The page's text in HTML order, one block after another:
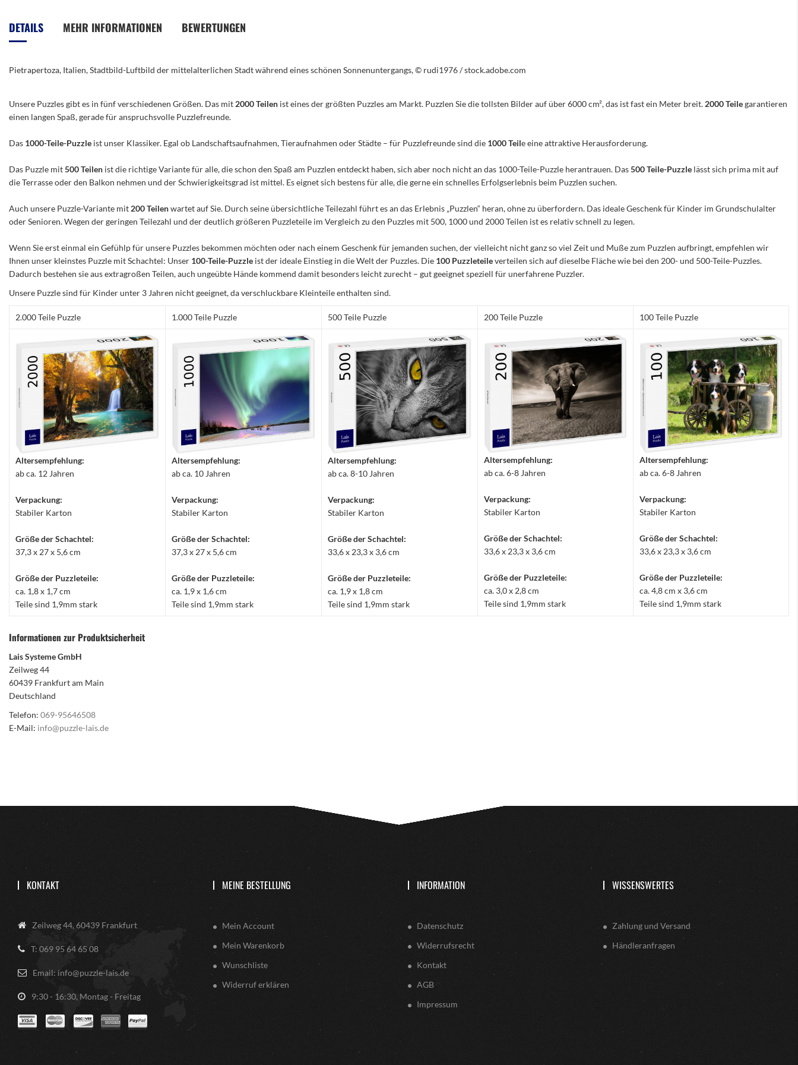
Bildergalerie
springen
DETAILS
Pietrapertoza, Italien, Stadtbild-Luftbild der mittelalterlichen Stadt während eines schönen Sonnenuntergangs, © rudi1976 / stock.adobe.com
MEHR INFORMATIONEN BEWERTUNGEN
Unsere Puzzles gibt es in fünf verschiedenen Größen. Das mit 2000 Teilen ist eines der größten Puzzles am Markt. Puzzlen Sie die tollsten Bilder auf über 6000 cm², das ist fast ein Meter breit. 2000 Teilegarantieren
einen langen Spaß, gerade für anspruchsvolle Puzzlefreunde.
Das 1000-Teile-Puzzle ist unser Klassiker. Egal ob Landschaftsaufnahmen, Tieraufnahmen oder Städte – für Puzzlefreunde sind die 1000 Teile eine attraktive Herausforderung.
Das Puzzle mit500 Teilen ist die richtige Variante für alle, die schon den Spaß am Puzzlen entdeckt haben, sich aber noch nicht an das 1000-Teile-Puzzle herantrauen. Das500 Teile-Puzzle lässt sich prima mit auf
die Terrasse oder den Balkon nehmen und der Schwierigkeitsgrad ist mittel. Es eignet sich bestens für alle, die gerne ein schnelles Erfolgserlebnis beim Puzzlen suchen.
Auch unsere Puzzle-Variante mit 200 Teilenwartet auf Sie. Durch seine übersichtliche Teilezahl führt es an das Erlebnis „Puzzlen“ heran, ohne zu überfordern. Das ideale Geschenk für Kinder im Grundschulalter
oder Senioren. Wegen der geringen Teilezahl und der deutlich größeren Puzzleteile im Vergleich zu den Puzzles mit 500, 1000 und 2000 Teilen ist es relativ schnell zu legen.
Wenn Sie erst einmal ein Gefühlp für unsere Puzzles bekommen möchten oder nach einem Geschenk für jemanden suchen, der vielleicht nicht ganz so viel Zeit und Muße zum Puzzlen aufbringt, empfehlen wir
Ihnen unser kleinstes Puzzle mit Schachtel: Unser 100-Teile-Puzzle ist der ideale Einstieg in die Welt der Puzzles. Die 100 Puzzleteileverteilen sich auf dieselbe Fläche wie bei den 200- und 500-Teile-Puzzles.
Dadurch bestehen sie aus extragroßen Teilen, auch ungeübte Hände kommend damit besonders leicht zurecht – gut geeignet speziell für unerfahrene Puzzler.
Unsere Puzzle sind für Kinder unter 3 Jahren nicht geeignet, da verschluckbare Kleinteile enthalten sind.
2.000 Teile Puzzle 1.000 Teile Puzzle 500 Teile Puzzle 200 Teile Puzzle 100 Teile Puzzle
Altersempfehlung:
ab ca. 12 Jahren
Verpackung:
Stabiler Karton
Größe der Schachtel:
37,3 x 27 x 5,6 cm
Größe der Puzzleteile:
ca. 1,8 x 1,7 cm
Teile sind 1,9mm stark
Altersempfehlung:
ab ca. 10 Jahren
Verpackung:
Stabiler Karton
Größe der Schachtel:
37,3 x 27 x 5,6 cm
Größe der Puzzleteile:
ca. 1,9 x 1,6 cm
Teile sind 1,9mm stark
Altersempfehlung:
ab ca. 8-10 Jahren
Verpackung:
Stabiler Karton
Größe der Schachtel:
33,6 x 23,3 x 3,6 cm
Größe der Puzzleteile:
ca. 1,9 x 1,8 cm
Teile sind 1,9mm stark
Altersempfehlung:
ab ca. 6-8 Jahren
Verpackung:
Stabiler Karton
Größe der Schachtel:
33,6 x 23,3 x 3,6 cm
Größe der Puzzleteile:
ca. 3,0 x 2,8 cm
Teile sind 1,9mm stark
Altersempfehlung:
ab ca. 6-8 Jahren
Verpackung:
Stabiler Karton
Größe der Schachtel:
33,6 x 23,3 x 3,6 cm
Größe der Puzzleteile:
ca. 4,8 cm x 3,6 cm
Teile sind 1,9mm stark
Informationen zur Produktsicherheit
Lais Systeme GmbH
Zeilweg 44
60439 Frankfurt am Main
Deutschland
Telefon: 069-95646508
E-Mail: info@puzzle-lais.de
KONTAKT
Zeilweg 44, 60439 Frankfurt
T: 069 95 64 65 08
Email: info@puzzle-lais.de
9:30 - 16:30, Montag - Freitag
MEINE BESTELLUNG
Mein Account
Mein Warenkorb
Wunschliste
Widerruf erklären
INFORMATION
Datenschutz
Widerrufsrecht
Kontakt
AGB
Impressum
WISSENSWERTES
Zahlung und Versand
Händleranfragen